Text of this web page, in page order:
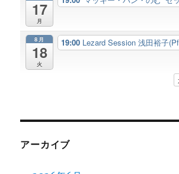
17
月
8月
18
火
19:00 Lezard Session 浅田裕子
アーカイブ